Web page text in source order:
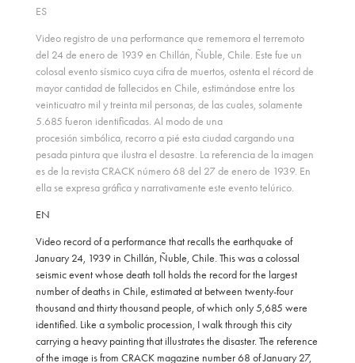
ES
Video registro de una performance que rememora el terremoto
del 24 de enero de 1939 en Chillán, Ñuble, Chile. Este fue un
colosal evento sísmico cuya cifra de muertos, ostenta el récord de
mayor cantidad de fallecidos en Chile, estimándose entre los
veinticuatro mil y treinta mil personas, de las cuales, solamente
5.685 fueron identificadas. Al modo de una
procesión simbólica, recorro a pié esta ciudad cargando una
pesada pintura que ilustra el desastre. La referencia de la imagen
es de la revista CRACK número 68 del 27 de enero de 1939. En
ella se expresa gráfica y narrativamente este evento telúrico.
EN
Video record of a performance that recalls the earthquake of
January 24, 1939 in Chillán, Ñuble, Chile. This was a colossal
seismic event whose death toll holds the record for the largest
number of deaths in Chile, estimated at between twenty-four
thousand and thirty thousand people, of which only 5,685 were
identified. Like a symbolic procession, I walk through this city
carrying a heavy painting that illustrates the disaster. The reference
of the image is from CRACK magazine number 68 of January 27,